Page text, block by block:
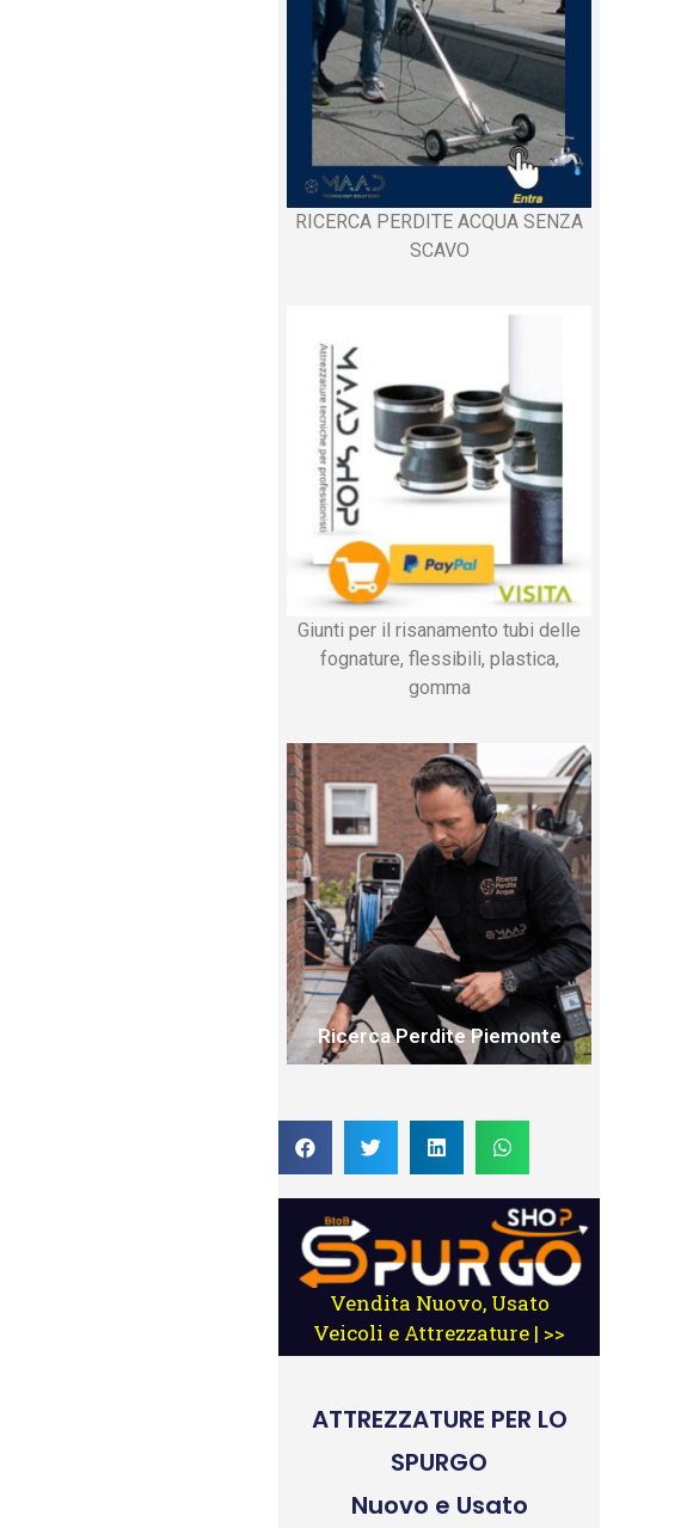
RICERCA PERDITE ACQUA SENZA
SCAVO
Giunti per il risanamento tubi delle
fognature, flessibili, plastica,
gomma
Ricerca Perdite Piemonte
Vendita Nuovo, Usato
Veicoli e Attrezzature | >>
ATTREZZATURE PER LO
SPURGO
Nuovo e Usato